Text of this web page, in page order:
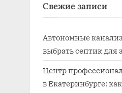
Свежие записи
Автономные
выбрать септик для
Центр
в Екатеринбурге: